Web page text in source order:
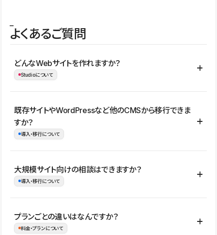
よくあるご質問
どんなWebサイトを作れますか？
Studioについて
コーポレートサイト、サービスサイト、LP、採用サイト、ブロ
グ・メディア、イベントサイト、店舗・商品紹介サイト、ポートフ
ォリオなど幅広く制作できます。
既存サイトやWordPressなど他のCMSから移行できま
すか？
導入・移行について
はい。既存サイトの構成やコンテンツ、URLを整理したうえで、
Studio上に再構築する形で移行できます。 WordPressの場合は、
イト全体のデザインや設定がそのまま移行されるわけではないた
め、移行後にページ構成やデザイン、CMS設計、URL・リダイレク
大規模サイト向けの相談はできますか？
導入・移行について
はい。アクセス規模が大きいサイトや、複数部門での運用、権限管
理、セキュリティ確認、既存システムとの連携など、個別の要件が
プランごとの違いはなんですか？
料金・プランについて